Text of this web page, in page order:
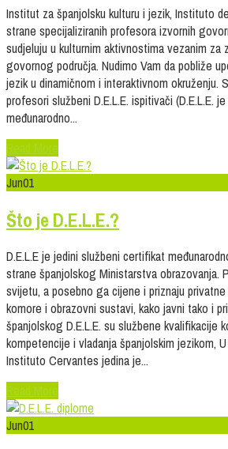
Institut za španjolsku kulturu i jezik, Instituto
strane specijaliziranih profesora izvornih
sudjeluju u kulturnim aktivnostima vezanim za
govornog područja. Nudimo Vam da pobliže
jezik u dinamičnom i interaktivnom okruženju.
profesori službeni D.E.L.E. ispitivači (D.E.L.E.
međunarodno...
Read More
Jun01
Što je D.E.L.E.?
D.E.L.E je jedini službeni certifikat
strane španjolskog Ministarstva obrazovanja.
svijetu, a posebno ga cijene i priznaju
komore i obrazovni sustavi, kako javni tako i
španjolskog D.E.L.E. su službene kvalifikacije
kompetencije i vladanja španjolskim jezikom,
Instituto Cervantes jedina je...
Read More
Jun01